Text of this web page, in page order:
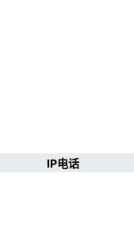
IP电话